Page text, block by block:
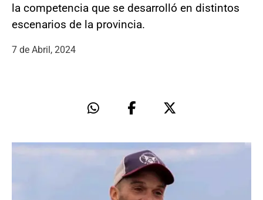
la competencia que se desarrolló en distintos
escenarios de la provincia.
7 de Abril, 2024